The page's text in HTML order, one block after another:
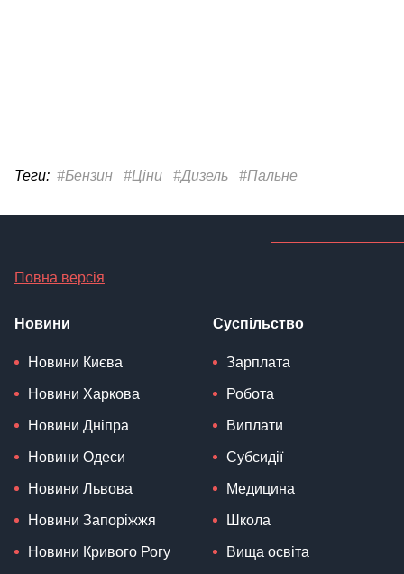
Теги: #Бензин #Ціни #Дизель #Пальне
Повна версія
Новини
Новини Києва
Новини Харкова
Новини Дніпра
Новини Одеси
Новини Львова
Новини Запоріжжя
Новини Кривого Рогу
Суспільство
Зарплата
Робота
Виплати
Субсидії
Медицина
Школа
Вища освіта